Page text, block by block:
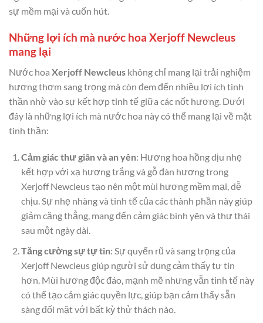
sự mềm mại và cuốn hút.
Những lợi ích mà nước hoa Xerjoff Newcleus
mang lại
Nước hoa Xerjoff Newcleus không chỉ mang lại trải nghiệm
hương thơm sang trọng mà còn đem đến nhiều lợi ích tinh
thần nhờ vào sự kết hợp tinh tế giữa các nốt hương. Dưới
đây là những lợi ích mà nước hoa này có thể mang lại về mặt
tinh thần:
Cảm giác thư giãn và an yên: Hương hoa hồng dịu nhẹ
kết hợp với xạ hương trắng và gỗ đàn hương trong
Xerjoff Newcleus tạo nên một mùi hương mềm mại, dễ
chịu. Sự nhẹ nhàng và tinh tế của các thành phần này giúp
giảm căng thẳng, mang đến cảm giác bình yên và thư thái
sau một ngày dài.
Tăng cường sự tự tin: Sự quyến rũ và sang trọng của
Xerjoff Newcleus giúp người sử dụng cảm thấy tự tin
hơn. Mùi hương độc đáo, mạnh mẽ nhưng vẫn tinh tế này
có thể tạo cảm giác quyền lực, giúp bạn cảm thấy sẵn
sàng đối mặt với bất kỳ thử thách nào.